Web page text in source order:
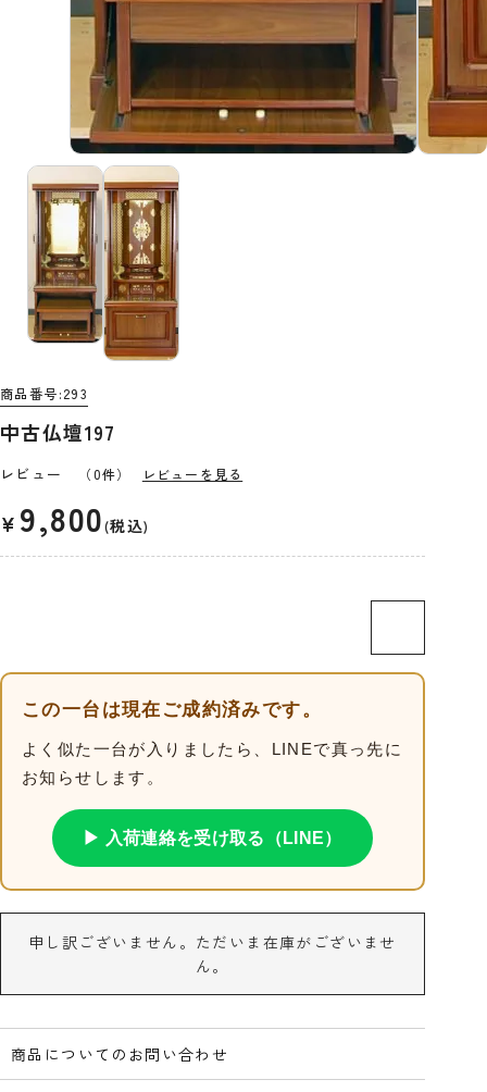
商品番号 293
中古仏壇197
レビュー （0件） レビューを見る
¥ 9,800 税込
この一台は現在ご成約済みです。
よく似た一台が入りましたら、LINEで真っ先に
お知らせします。
▶ 入荷連絡を受け取る（LINE）
申し訳ございません。ただいま在庫がございませ
ん。
商品についてのお問い合わせ